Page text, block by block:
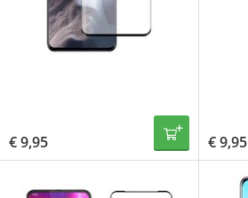
€9,95 €9,95